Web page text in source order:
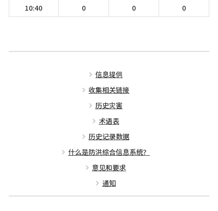
10:40
0 0 0
信息提供
收集相关链接
历史灾害
术语表
历史记录数据
什么是防洪综合信息系统？
意见和要求
通知